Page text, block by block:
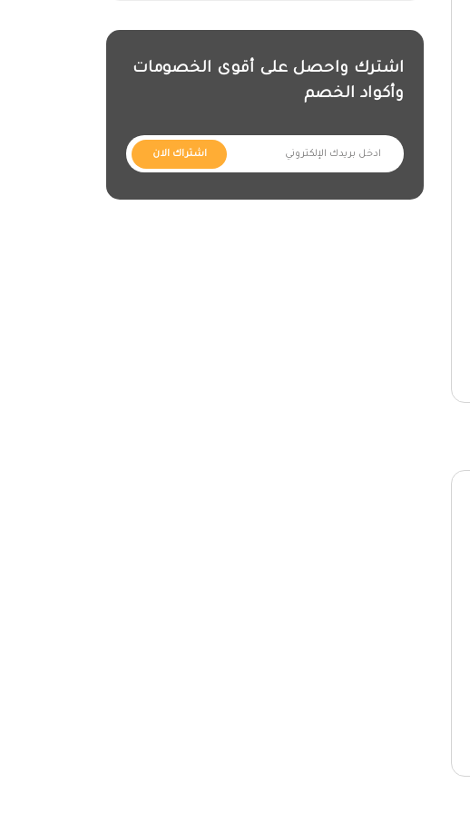
اشترك واحصل على أقوى الخصومات
وأكواد الخصم
اشتراك الان